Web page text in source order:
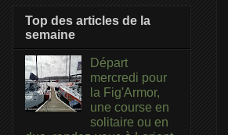
Top des articles de la
semaine
Départ
mercredi pour
la Fig'Armor,
une course en
solitaire ou en